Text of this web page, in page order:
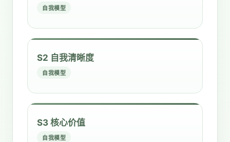
自我模型
S2 自我清晰度
自我模型
S3 核心价值
自我模型